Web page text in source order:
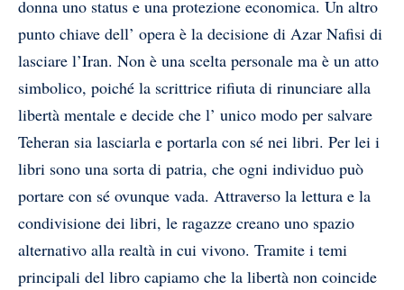
donna uno status e una protezione economica. Un altro
punto chiave dell’ opera è la decisione di Azar Nafisi di
lasciare l’Iran. Non è una scelta personale ma è un atto
simbolico, poiché la scrittrice rifiuta di rinunciare alla
libertà mentale e decide che l’ unico modo per salvare
Teheran sia lasciarla e portarla con sé nei libri. Per lei i
libri sono una sorta di patria, che ogni individuo può
portare con sé ovunque vada. Attraverso la lettura e la
condivisione dei libri, le ragazze creano uno spazio
alternativo alla realtà in cui vivono. Tramite i temi
principali del libro capiamo che la libertà non coincide